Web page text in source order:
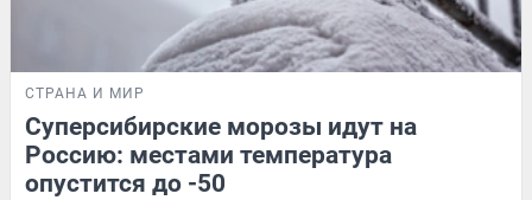
СТРАНА И МИР
Суперсибирские морозы идут на
Россию: местами температура
опустится до -50